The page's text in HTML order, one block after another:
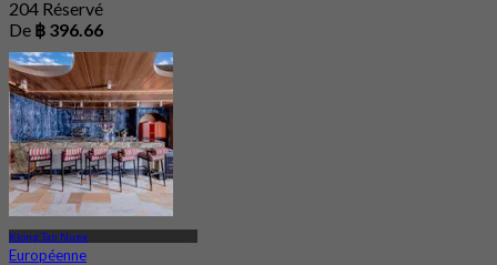
204 Réservé
De ฿ 396.66
Klong Tan Nuea
Européenne